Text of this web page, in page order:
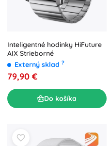
Inteligentné hodinky HiFuture
AIX Strieborné
Externý sklad ?
79,90 €
Do košíka